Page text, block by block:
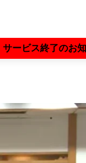
サービス終了のお